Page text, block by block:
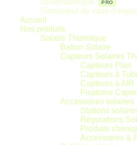
Schémathèque
Simulateur de vase
Accueil
Nos produits
Solaire Thermique
Ballon Solaire
Capteurs Solaires
Capteurs Plan
Capteurs à
Capteurs à AIR
Fixations
Accessoires solaires
Stations
Régulations
Produits
Accessoires &